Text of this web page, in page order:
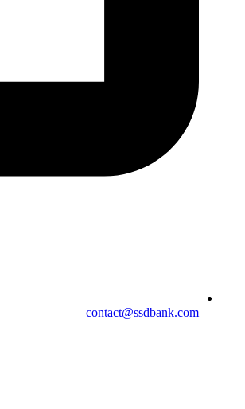
contact@ssdbank.com